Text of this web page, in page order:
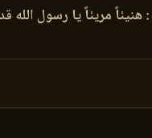
مريئاً يا رسول الله